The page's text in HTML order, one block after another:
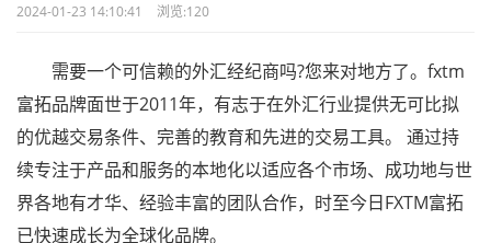
2024-01-23 14:10:41 浏览:120
需要一个可信赖的外汇经纪商吗?您来对地方了。fxtm
富拓品牌面世于2011年，有志于在外汇行业提供无可比拟
的优越交易条件、完善的教育和先进的交易工具。 通过持
续专注于产品和服务的本地化以适应各个市场、成功地与世
界各地有才华、经验丰富的团队合作，时至今日FXTM富拓
已快速成长为全球化品牌。